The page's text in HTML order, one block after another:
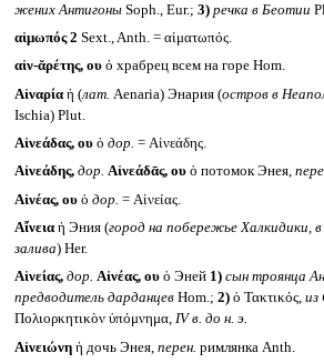
жених АнтигоныSoph., Eur.; 3) речка в Беотии
αἱμωπός 2 Sext., Anth. = αἱματωπός.
αἰν-ᾰρέτης, ουὁ храбрец всем на горе Hom.
Αἰναρία ἡ (лат. Aenaria) Энария (остров в
Ischia) Plut.
Αἰνεάδας, ουὁ дор. = Αἰνεάδης.
Αἰνεάδης, дор. Αἰνεάδᾱς, ουὁ потомок Энея,
Αἰνέας, ουὁ дор. = Αἰνείας.
Αἴνεια ἡ Эния (город на побережье Халкидики, в
залива) Her.
Αἰνείας, дор. Αἰνέας, ουὁ Эней 1) сын троянца
предводитель дарданцевHom.; 2)ὁ Τακτικός, из
Πολιορκητικὸν ὑπόμνημα, IV в. до н. э.
Αἰνειώνη ἡ дочь Энея, перен. римлянка Anth.